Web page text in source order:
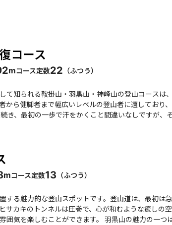
コース
mコース定数22 （ふつう）
て知られる鞍掛山・羽黒山・神峰山の登山コースは
から健脚者まで幅広いレベルの登山者に適しており
には、ここでお弁当を食べながら景色を楽しむ人も
中での登山は幻想的な雰囲気を醸し出します。注意
グルメスポットも豊富で、登山後には「すき家」でのカロリー補
ッシュが楽しめます。アクセスも良好で、駐車場は
魅力を存分に味わえるこのコースは、自然と歴史を
mコース定数13 （ふつう）
する魅力的な登山スポットです。登山道は、最初は
サカキのトンネルは圧巻で、心が和むような癒しの
の魅力の一つは、途中にある大煙突展望台です。ここからは、かつて